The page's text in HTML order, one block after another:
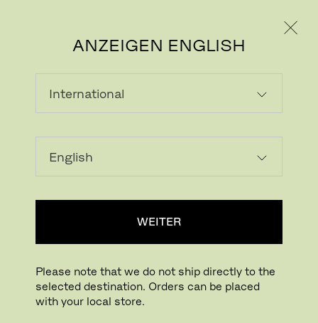
ANZEIGEN ENGLISH
WEITER
Please note that we do not ship directly to the
selected destination. Orders can be placed
with your local store.
PK61A™ COUCHTISCH